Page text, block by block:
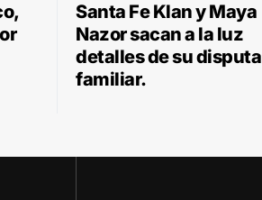
Santa Fe Klan y Maya
Nazor sacan a la luz
detalles de su disputa
familiar.